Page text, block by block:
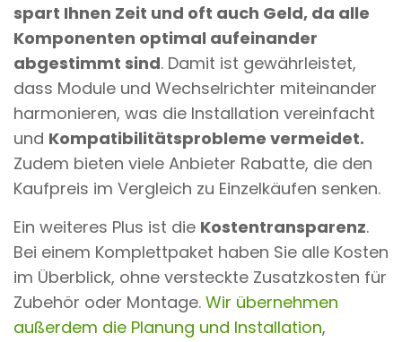
spart Ihnen Zeit und oft auch Geld, da alle
Komponenten optimal aufeinander
abgestimmt sind. Damit ist gewährleistet,
dass Module und Wechselrichter miteinander
harmonieren, was die Installation vereinfacht
und Kompatibilitätsprobleme vermeidet.
Zudem bieten viele Anbieter Rabatte, die den
Kaufpreis im Vergleich zu Einzelkäufen senken.
Ein weiteres Plus ist die Kostentransparenz.
Bei einem Komplettpaket haben Sie alle Kosten
im Überblick, ohne versteckte Zusatzkosten für
Zubehör oder Montage. Wir übernehmen
außerdem die Planung und Installation,